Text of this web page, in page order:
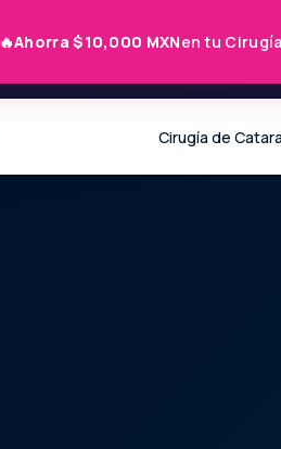
🔥Ahorra $10,000 MXNen tu
Cirugía de